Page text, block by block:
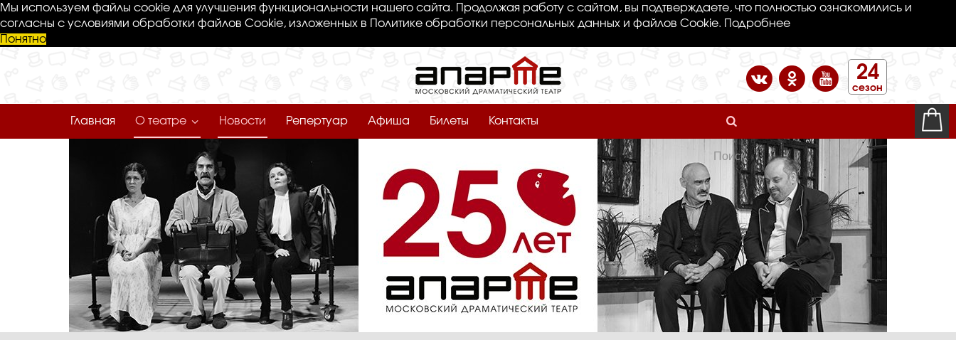
Мы используем файлы cookie для улучшения функциональности нашего сайта. Продолжая работу с сайтом, вы подтверждаете, что полностью ознакомились и
согласны с условиями обработки файлов Cookie, изложенных в Политике обработки персональных данных и файлов Cookie. Подробнее
Понятно
24
сезон
Главная О театре Новости Репертуар Афиша Билеты Контакты